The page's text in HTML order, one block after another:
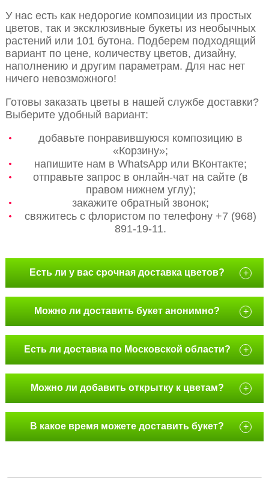
У нас есть как недорогие композиции из простых
цветов, так и эксклюзивные букеты из необычных
растений или 101 бутона. Подберем подходящий
вариант по цене, количеству цветов, дизайну,
наполнению и другим параметрам. Для нас нет
ничего невозможного!
Готовы заказать цветы в нашей службе доставки?
Выберите удобный вариант:
добавьте понравившуюся композицию в
«Корзину»;
напишите нам в WhatsApp или ВКонтакте;
отправьте запрос в онлайн-чат на сайте (в
правом нижнем углу);
закажите обратный звонок;
свяжитесь с флористом по телефону +7 (968)
891-19-11.
Есть ли у вас срочная доставка цветов? +
Можно ли доставить букет анонимно? +
Есть ли доставка по Московской области? +
Можно ли добавить открытку к цветам? +
В какое время можете доставить букет? +